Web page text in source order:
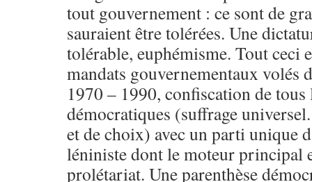
tout gouvernement : ce sont de
sauraient être tolérées. Une
tolérable, euphémisme. Tout ceci
mandats gouvernementaux volés
1970 – 1990, confiscation de
démocratiques (suffrage
et de choix) avec un parti unique
léniniste dont le moteur principal
prolétariat. Une parenthèse